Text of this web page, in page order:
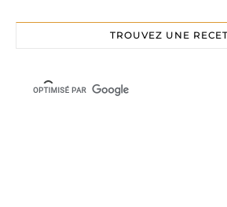
TROUVEZ UNE